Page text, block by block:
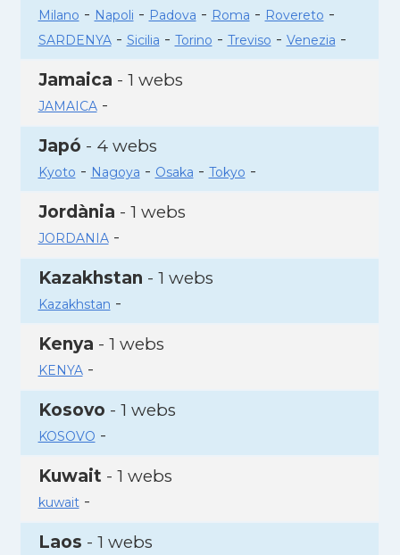
Milano - Napoli - Padova - Roma - Rovereto -
SARDENYA- Sicilia - Torino - Treviso - Venezia -
Jamaica - 1 webs
JAMAICA-
Japó - 4 webs
Kyoto - Nagoya - Osaka - Tokyo -
Jordània - 1 webs
JORDANIA-
Kazakhstan - 1 webs
Kazakhstan -
Kenya - 1 webs
KENYA-
Kosovo - 1 webs
KOSOVO -
Kuwait - 1 webs
kuwait-
Laos - 1 webs